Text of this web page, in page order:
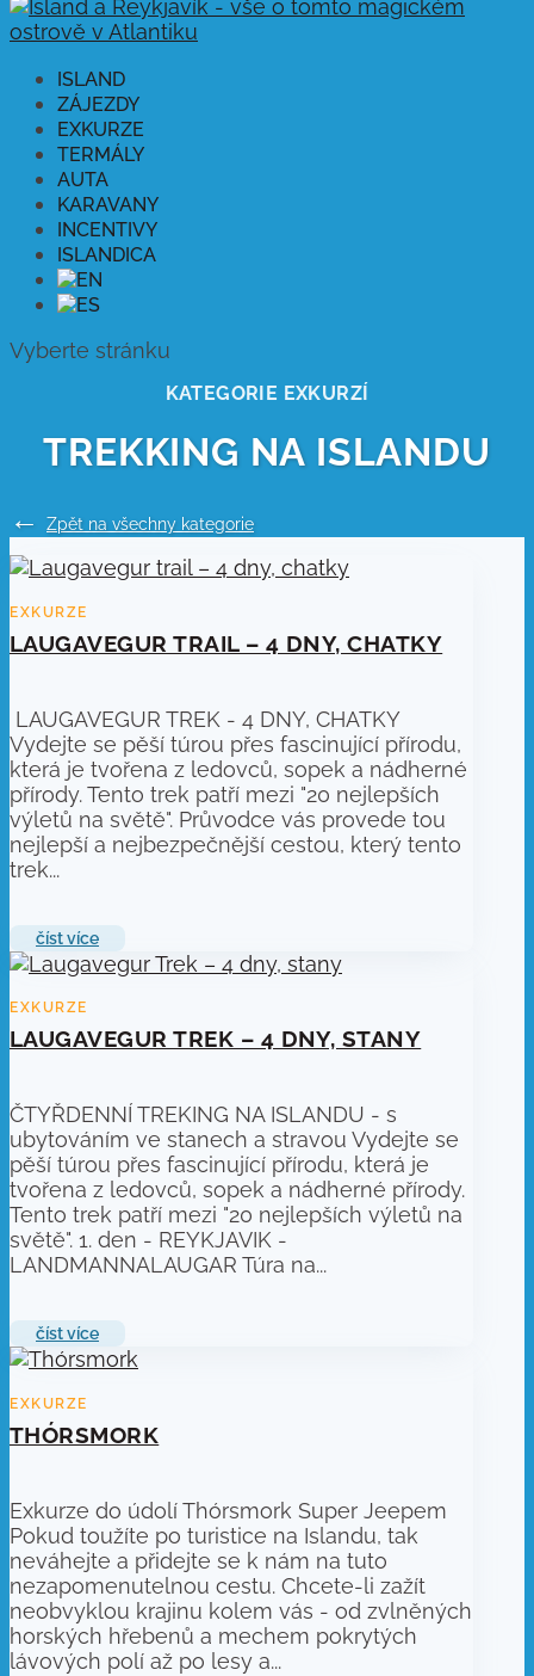
ISLAND
ZÁJEZDY
EXKURZE
TERMÁLY
AUTA
KARAVANY
INCENTIVY
ISLANDICA
Vyberte stránku
KATEGORIE EXKURZÍ
TREKKING NA ISLANDU
← Zpět na všechny kategorie
LAUGAVEGUR TRAIL – 4 DNY, CHATKY
LAUGAVEGUR TREK - 4 DNY, CHATKY
Vydejte se pěší túrou přes fascinující přírodu,
která je tvořena z ledovců, sopek a nádherné
přírody. Tento trek patří mezi "20 nejlepších
výletů na světě". Průvodce vás provede tou
nejlepší a nejbezpečnější cestou, který tento
trek...
číst více
LAUGAVEGUR TREK – 4 DNY, STANY
ČTYŘDENNÍ TREKING NA ISLANDU - s
ubytováním ve stanech a stravou Vydejte se
pěší túrou přes fascinující přírodu, která je
tvořena z ledovců, sopek a nádherné přírody.
Tento trek patří mezi "20 nejlepších výletů na
světě". 1. den - REYKJAVIK -
LANDMANNALAUGAR Túra na...
číst více
THÓRSMORK
Exkurze do údolí Thórsmork Super Jeepem
Pokud toužíte po turistice na Islandu, tak
neváhejte a přidejte se k nám na tuto
nezapomenutelnou cestu. Chcete-li zažít
neobvyklou krajinu kolem vás - od zvlněných
horských hřebenů a mechem pokrytých
lávových polí až po lesy a...